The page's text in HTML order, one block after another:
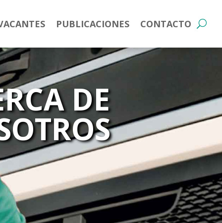
PUBLICACIONES CONTACTO
DE